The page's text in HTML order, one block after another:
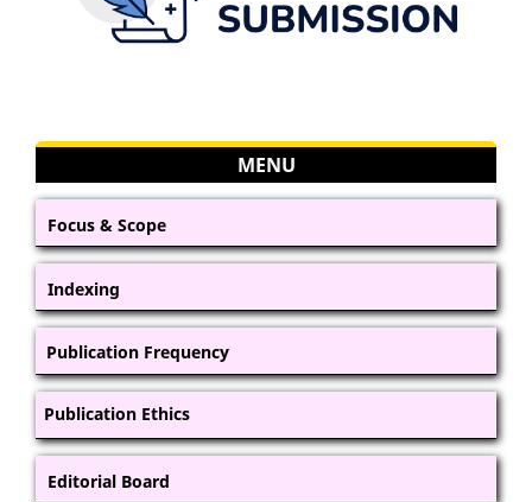
MENU
Focus & Scope
Indexing
Publication Frequency
Publication Ethics
Editorial Board